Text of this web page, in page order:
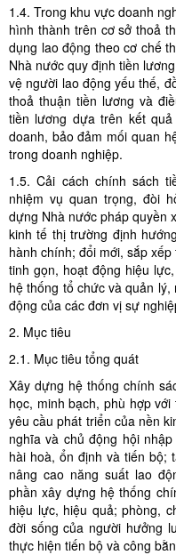
1.4. Trong khu vực doanh
hình thành trên cơ sở thoả
dụng lao động theo cơ chế
Nhà nước quy định tiền
vệ người lao động yếu thế,
thoả thuận tiền lương và
tiền lương dựa trên kết
doanh, bảo đảm mối quan
trong doanh nghiệp.
1.5. Cải cách chính sách
nhiệm vụ quan trọng, đòi
dựng Nhà nước pháp quyền
kinh tế thị trường định
hành chính; đổi mới, sắp
tinh gọn, hoạt động hiệu
hệ thống tổ chức và quản
động của các đơn vị sự
2. Mục tiêu
2.1. Mục tiêu tổng quát
Xây dựng hệ thống chính
học, minh bạch, phù hợp
yêu cầu phát triển của nền
nghĩa và chủ động hội
hài hoà, ổn định và tiến bộ;
nâng cao năng suất lao
phần xây dựng hệ thống
hiệu lực, hiệu quả; phòng,
đời sống của người hưởng
thực hiện tiến bộ và công